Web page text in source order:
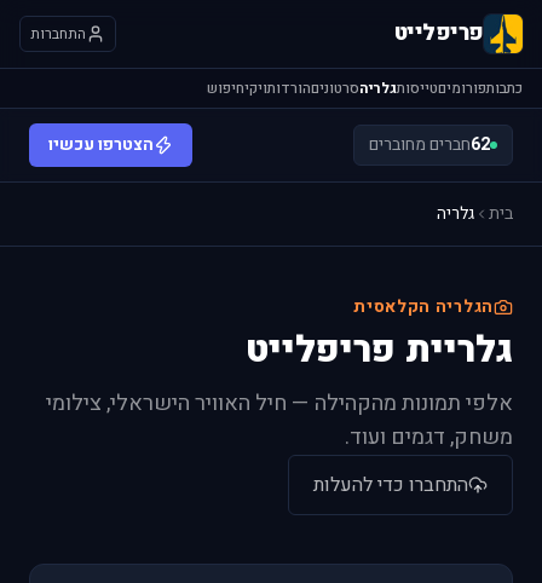
פריפלייט התחברות
כתבותפורומיםטייסותגלריהסרטוניםהורדותויקיחיפוש
62חברים מחוברים הצטרפו עכשיו
בית גלריה
הגלריה הקלאסית
גלריית פריפלייט
אלפי תמונות מהקהילה — חיל האוויר הישראלי, צילומי
משחק, דגמים ועוד.
התחברו כדי להעלות